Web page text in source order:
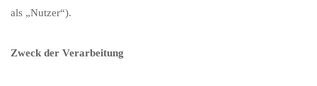
als „Nutzer“).
Zweck der Verarbeitung